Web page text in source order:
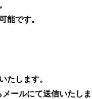
能です。
たします。
ールにて送信いたし